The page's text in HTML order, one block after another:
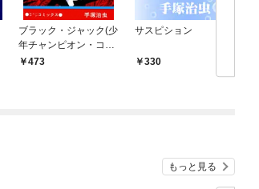
ブラック・ジャック(少
年チャンピオン・コミ
ックス) 1
473
サスピション
330
もっと見る